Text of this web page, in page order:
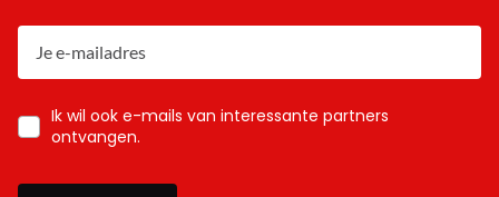
Ik wil ook e-mails van interessante partners
ontvangen.